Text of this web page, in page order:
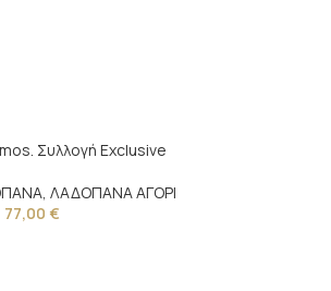
Συλλογή Exclusive
, ΛΑΔΟΠΑΝΑ ΑΓΟΡΙ
77,00 €